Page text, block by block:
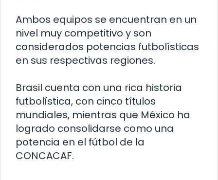
Ambos equipos se encuentran en un
nivel muy competitivo y son
considerados potencias futbolísticas
en sus respectivas regiones.
Brasil cuenta con una rica historia
futbolística, con cinco títulos
mundiales, mientras que México ha
logrado consolidarse como una
potencia en el fútbol de la
CONCACAF.